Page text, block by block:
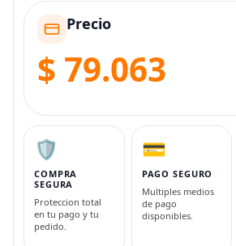
Precio
$ 79.063
🛡️
COMPRA
SEGURA
Proteccion total
en tu pago y tu
pedido.
💳
PAGO SEGURO
Multiples medios
de pago
disponibles.